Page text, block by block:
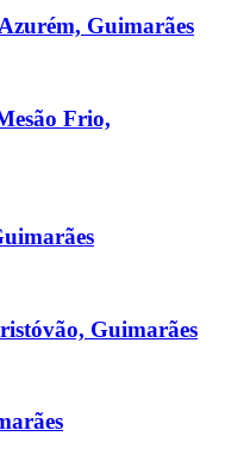
Guimarães
Frio,
Guimarães